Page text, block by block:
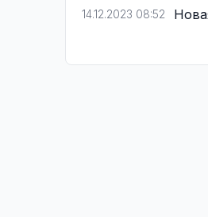
14.12.2023 08:52